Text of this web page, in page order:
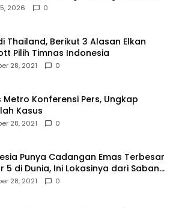
2026 0
Thailand, Berikut 3 Alasan Elkan
Pilih Timnas Indonesia
28, 2021 0
Metro Konferensi Pers, Ungkap
Kasus
28, 2021 0
Punya Cadangan Emas Terbesar
5 di Dunia, Ini Lokasinya dari Sabang
Merauke
28, 2021 0